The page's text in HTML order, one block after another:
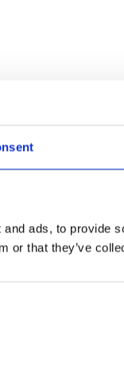
ads, to provide
or that they’ve